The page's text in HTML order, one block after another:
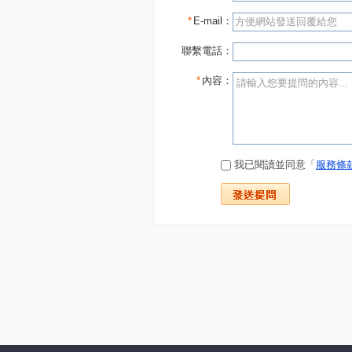
* E-mail：
聯繫電話：
* 內容：
我已閱讀並同意「 服務條